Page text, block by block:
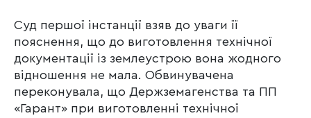
Суд першої інстанції взяв до уваги її
пояснення, що до виготовлення технічної
документації із землеустрою вона жодного
відношення не мала. Обвинувачена
переконувала, що Держземагенства та ПП
«Гарант» при виготовленні технічної